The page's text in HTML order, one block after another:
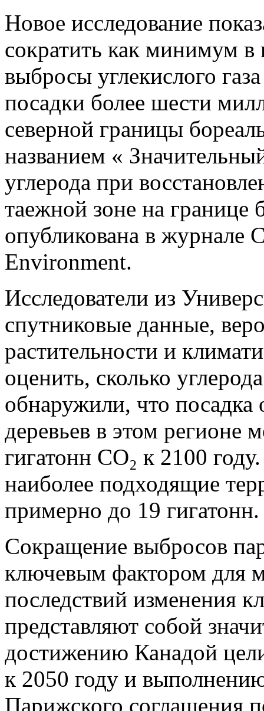
Новое исследование
сократить как минимум в
выбросы углекислого
посадки более шести
северной границы
названием «
углерода при
таежной зоне на границе
опубликована в журнале
Environment.
Исследователи из Униве
спутниковые данные,
растительности и
оценить, сколько
обнаружили, что посадка
деревьев в этом регионе
гигатонн CO₂ к 2100
наиболее подходящие
примерно до 19 гигатонн.
Сокращение выбросов
ключевым фактором для
последствий изменения
представляют собой
достижению Канадой
к 2050 году и
Парижского соглашения